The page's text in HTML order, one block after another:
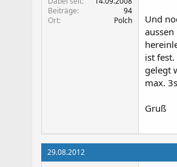
Beiträge
94
Ort
Polch
Und
ist
gelegt
max.
Gruß
29.08.2012